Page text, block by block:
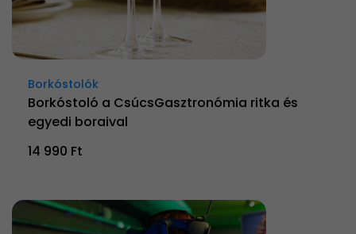
Borkóstolók
Borkóstoló a CsúcsGasztronómia ritka és
egyedi boraival
14 990 Ft